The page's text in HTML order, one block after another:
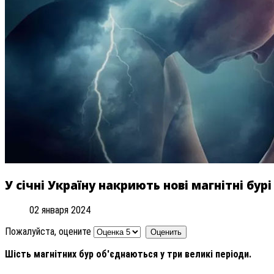
У січні Україну накриють нові магнітні бурі
02 января 2024
Пожалуйста, оцените
Шість магнітних бур об'єднаються у три великі періоди.